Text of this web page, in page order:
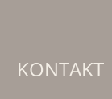
KONTAKT